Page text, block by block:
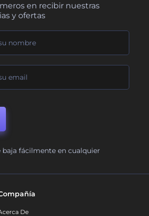
en recibir nuestras
y ofertas
baja fácilmente en cualquier
De